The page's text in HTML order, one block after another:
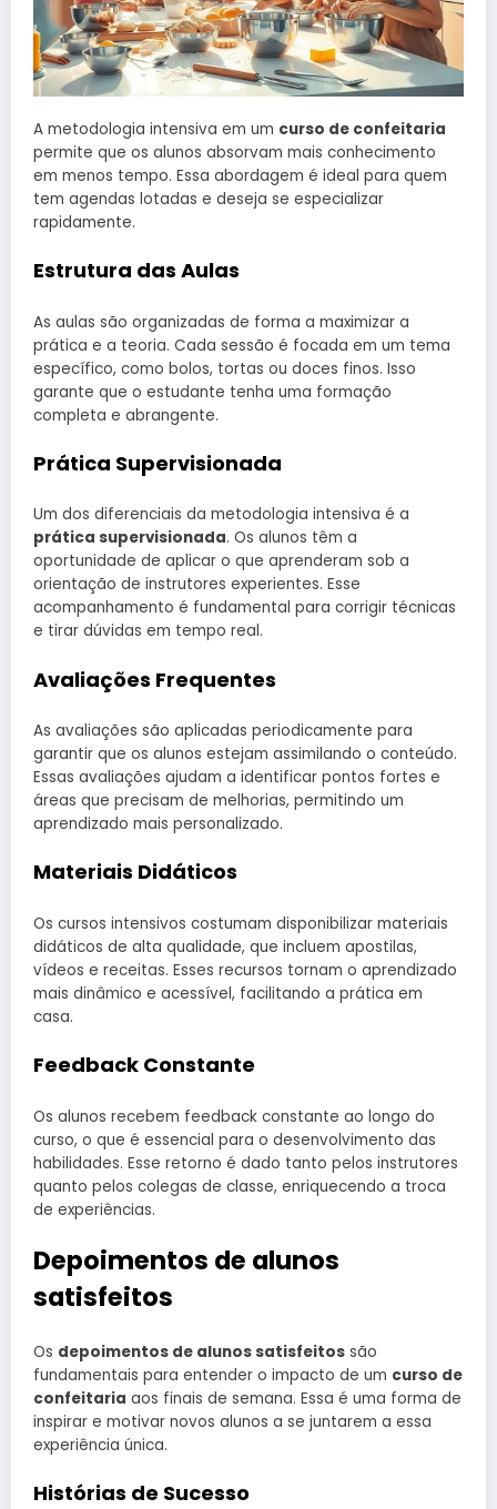
A metodologia intensiva em um curso de confeitaria
permite que os alunos absorvam mais conhecimento
em menos tempo. Essa abordagem é ideal para quem
tem agendas lotadas e deseja se especializar
rapidamente.
Estrutura das Aulas
As aulas são organizadas de forma a maximizar a
prática e a teoria. Cada sessão é focada em um tema
específico, como bolos, tortas ou doces finos. Isso
garante que o estudante tenha uma formação
completa e abrangente.
Prática Supervisionada
Um dos diferenciais da metodologia intensiva é a
prática supervisionada. Os alunos têm a
oportunidade de aplicar o que aprenderam sob a
orientação de instrutores experientes. Esse
acompanhamento é fundamental para corrigir técnicas
e tirar dúvidas em tempo real.
Avaliações Frequentes
As avaliações são aplicadas periodicamente para
garantir que os alunos estejam assimilando o conteúdo.
Essas avaliações ajudam a identificar pontos fortes e
áreas que precisam de melhorias, permitindo um
aprendizado mais personalizado.
Materiais Didáticos
Os cursos intensivos costumam disponibilizar materiais
didáticos de alta qualidade, que incluem apostilas,
vídeos e receitas. Esses recursos tornam o aprendizado
mais dinâmico e acessível, facilitando a prática em
casa.
Feedback Constante
Os alunos recebem feedback constante ao longo do
curso, o que é essencial para o desenvolvimento das
habilidades. Esse retorno é dado tanto pelos instrutores
quanto pelos colegas de classe, enriquecendo a troca
de experiências.
Depoimentos de alunos
satisfeitos
Os depoimentos de alunos satisfeitos são
fundamentais para entender o impacto de um curso de
confeitaria aos finais de semana. Essa é uma forma de
inspirar e motivar novos alunos a se juntarem a essa
experiência única.
Histórias de Sucesso